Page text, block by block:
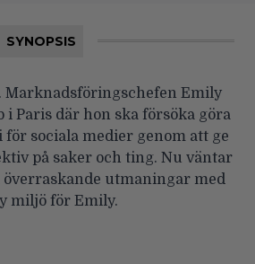
SYNOPSIS
Marknadsföringschefen Emily
i Paris där hon ska försöka göra
sociala medier genom att ge
på saker och ting. Nu väntar
överraskande utmaningar med
miljö för Emily.